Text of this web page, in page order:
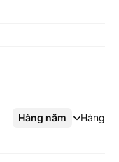
Hàng năm Hàng
Xem thêm